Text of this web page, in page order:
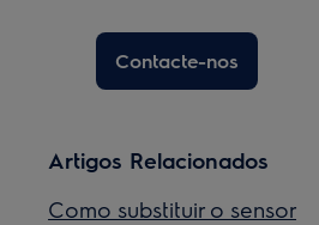
Contacte-nos
Artigos Relacionados
Como substituir o sensor